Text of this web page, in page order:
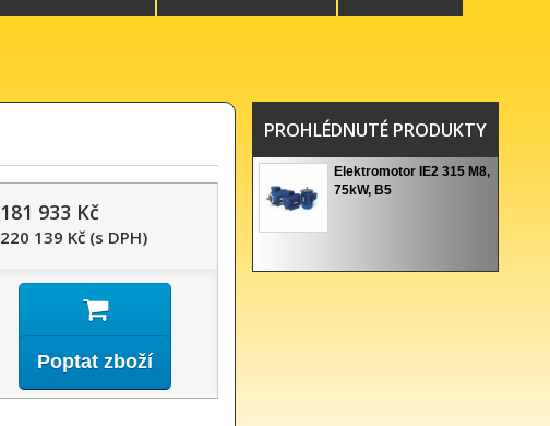
181 933 Kč
220 139 Kč (s DPH)
Poptat zboží
PROHLÉDNUTÉ PRODUKTY
Elektromotor IE2 315 M8,
75kW, B5